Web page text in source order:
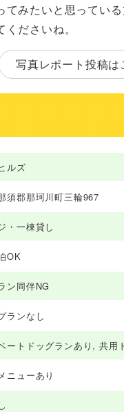
みたいと思っている
ださいね。
写真レポート投稿は
ルズ
須郡那珂川町三輪967
・一棟貸し
OK
ン同伴NG
ランなし
ートドッグランあり, 共用
ニューあり